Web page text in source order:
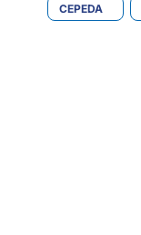
CEPEDA